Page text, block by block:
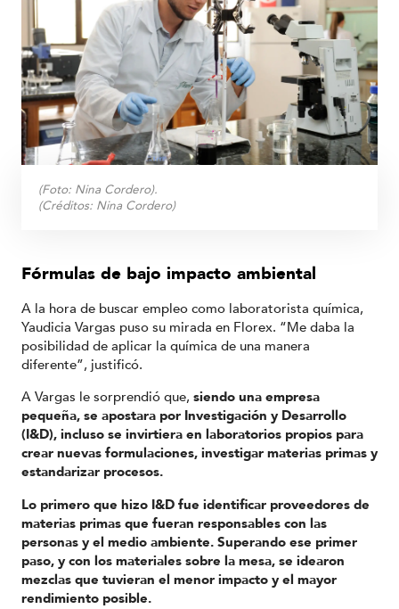
(Foto: Nina Cordero).
(Créditos: Nina Cordero)
Fórmulas de bajo impacto ambiental
A la hora de buscar empleo como laboratorista química,
Yaudicia Vargas puso su mirada en Florex. “Me daba la
posibilidad de aplicar la química de una manera
diferente”, justificó.
A Vargas le sorprendió que, siendo una empresa
pequeña, se apostara por Investigación y Desarrollo
(I&D), incluso se invirtiera en laboratorios propios para
crear nuevas formulaciones, investigar materias primas y
estandarizar procesos.
Lo primero que hizo I&D fue identificar proveedores de
materias primas que fueran responsables con las
personas y el medio ambiente. Superando ese primer
paso, y con los materiales sobre la mesa, se idearon
mezclas que tuvieran el menor impacto y el mayor
rendimiento posible.